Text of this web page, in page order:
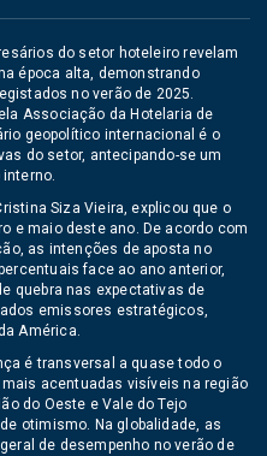
do setor hoteleiro revelam
época alta, demonstrando
no verão de 2025.
Associação da Hotelaria de
geopolítico internacional é o
do setor, antecipando-se um
Siza Vieira, explicou que o
e maio deste ano. De acordo com
as intenções de aposta no
face ao ano anterior,
quebra nas expectativas de
emissores estratégicos,
América.
é transversal a quase todo o
acentuadas visíveis na região
do Oeste e Vale do Tejo
otimismo. Na globalidade, as
de desempenho no verão de